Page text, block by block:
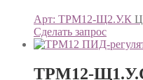
Арт: ТРМ12-Щ2.У.К
Сделать запрос
ТРМ12-